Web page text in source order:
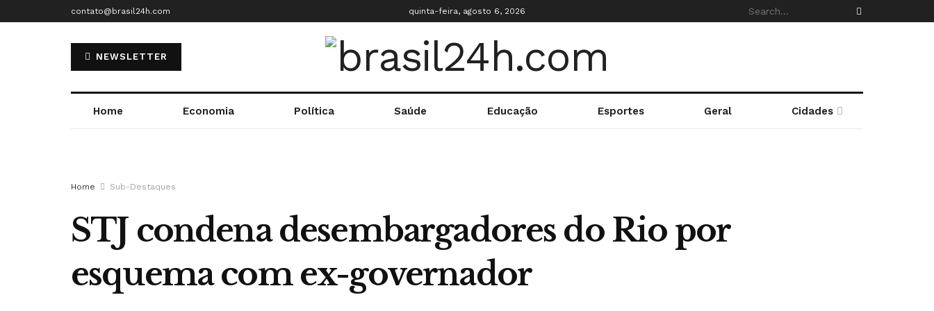
contato@brasil24h.com quinta-feira, agosto 6, 2026
NEWSLETTER
Home Economia Política Saúde Educação Esportes Geral Cidades
Home Sub-Destaques
STJ condena desembargadores do Rio por
esquema com ex-governador